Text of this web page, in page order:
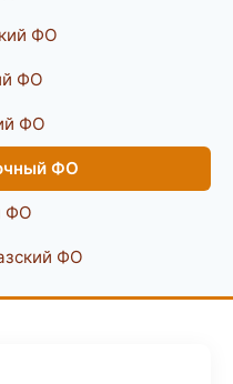
ФО
ФО
ФО
ФО
ФО
ФО